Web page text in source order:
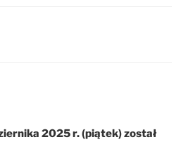
2025 r. (piątek) został